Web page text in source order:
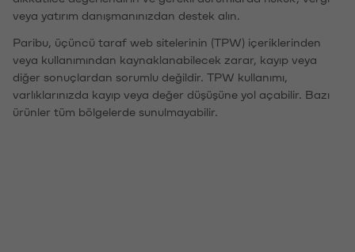
veya yatırım danışmanınızdan destek alın.
Paribu, üçüncü taraf web sitelerinin (TPW) içeriklerinden
veya kullanımından kaynaklanabilecek zarar, kayıp veya
diğer sonuçlardan sorumlu değildir. TPW kullanımı,
varlıklarınızda kayıp veya değer düşüşüne yol açabilir. Bazı
ürünler tüm bölgelerde sunulmayabilir.